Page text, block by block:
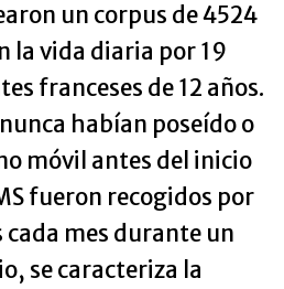
un corpus de 4524
la vida diaria por 19
franceses de 12 años.
habían poseído o
móvil antes del inicio
fueron recogidos por
cada mes durante un
se caracteriza la